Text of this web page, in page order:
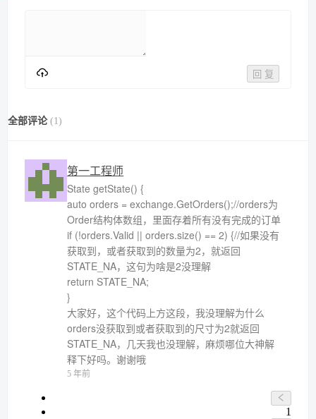
回 复
全部评论 (1)
第一工程师
State getState() {
auto orders = exchange.GetOrders();//orders为
Order结构体数组，里面存着所有没有完成的订单
if (!orders.Valid || orders.size() == 2) {//如果没有
获取到，或者获取到的数量为2，就返回
STATE_NA，这句为啥是2没理解
return STATE_NA;
}
大家好，这个代码上方这段，我没理解为什么
orders没获取到或者获取到的尺寸为2就返回
STATE_NA，几天我也没理解，麻烦哪位大神解
释下好吗。谢谢哦
5 年前
1